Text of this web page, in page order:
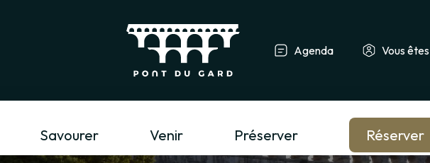
Agenda Vous êtes
Professionnel du tourisme & Groupe
Savourer Venir Préserver Réserver